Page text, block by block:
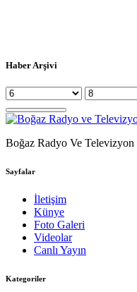
Haber Arşivi
Boğaz Radyo Ve Televizyon
Sayfalar
İletişim
Künye
Foto Galeri
Videolar
Canlı Yayın
Kategoriler